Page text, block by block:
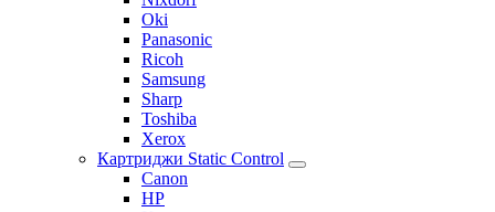
Oki
Panasonic
Ricoh
Samsung
Sharp
Toshiba
Xerox
Картриджи Static Control
Canon
HP